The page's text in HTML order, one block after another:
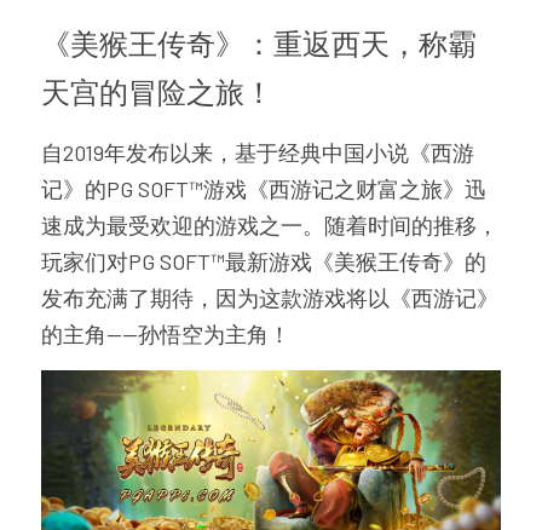
《美猴王传奇》：重返西天，称霸
天宫的冒险之旅！
自2019年发布以来，基于经典中国小说《西游
记》的PG SOFT™游戏《西游记之财富之旅》迅
速成为最受欢迎的游戏之一。随着时间的推移，
玩家们对PG SOFT™最新游戏《美猴王传奇》的
发布充满了期待，因为这款游戏将以《西游记》
的主角——孙悟空为主角！